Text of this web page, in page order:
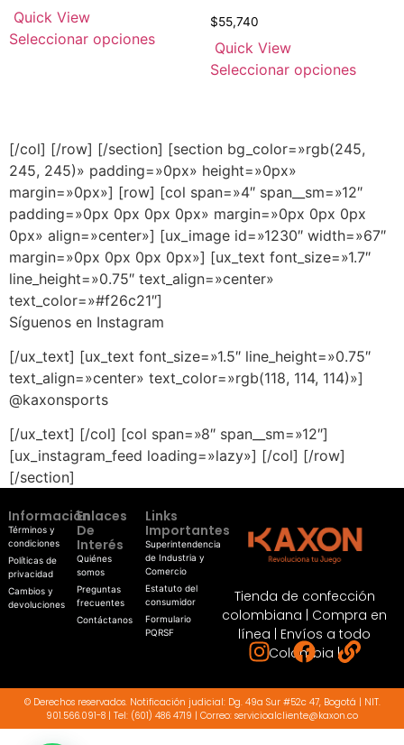
Quick View
Seleccionar opciones
$55,740
Quick View
Seleccionar opciones
[/col] [/row] [/section] [section bg_color=»rgb(245,
245, 245)» padding=»0px» height=»0px»
margin=»0px»] [row] [col span=»4″ span__sm=»12″
padding=»0px 0px 0px 0px» margin=»0px 0px 0px
0px» align=»center»] [ux_image id=»1230″ width=»67″
margin=»0px 0px 0px 0px»] [ux_text font_size=»1.7″
line_height=»0.75″ text_align=»center»
text_color=»#f26c21″]
Síguenos en Instagram
[/ux_text] [ux_text font_size=»1.5″ line_height=»0.75″
text_align=»center» text_color=»rgb(118, 114, 114)»]
@kaxonsports
[/ux_text] [/col] [col span=»8″ span__sm=»12″]
[ux_instagram_feed loading=»lazy»] [/col] [/row]
[/section]
Tienda de confección
colombiana | Compra en
línea | Envíos a todo
Colombia |
Información
Términos y
condiciones
Políticas de
privacidad
Cambios y
devoluciones
Enlaces
De
Interés
Quiénes
somos
Preguntas
frecuentes
Contáctanos
Links
Importantes
Superintendencia
de Industria y
Comercio
Estatuto del
consumidor
Formulario
PQRSF
© Derechos reservados. Notificación judicial: Dg. 49a Sur #52c 47, Bogotá | NIT.
901.566.091-8 | Tel: (601) 486 4719 | Correo: servicioalcliente@kaxon.co